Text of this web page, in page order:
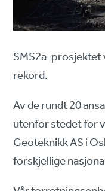
SMS2a-
rekord.
Av de rundt 20
utenfor stedet for
Geoteknikk AS i
forskjellige